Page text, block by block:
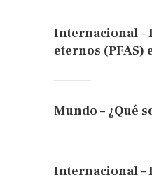
Internacional –
eternos
Mundo – ¿Qué
Internacional –